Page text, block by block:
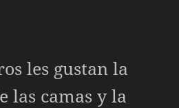
les gustan la
las camas y la